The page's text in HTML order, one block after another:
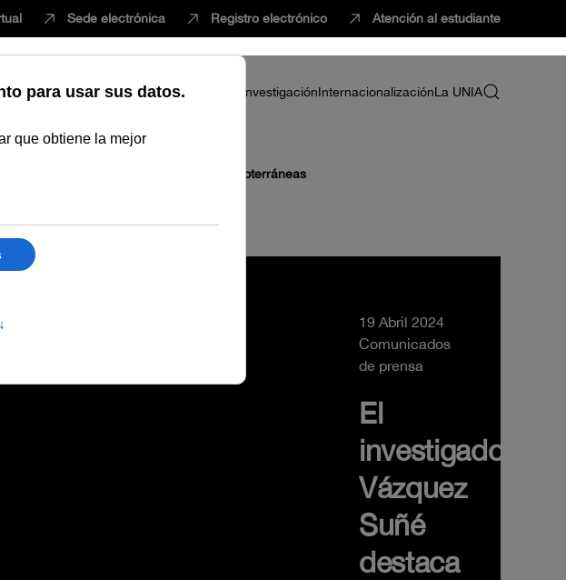
Sede electrónica Registro electrónico Atención al estudiante
InnovaciónVida universitariaProfesorado InvestigaciónInternacionalizaciónLa UNIA
estudiar y gestionar mejor las aguas subterráneas
19 Abril 2024
Comunicados
de prensa
El
investigador
Vázquez
Suñé
destaca